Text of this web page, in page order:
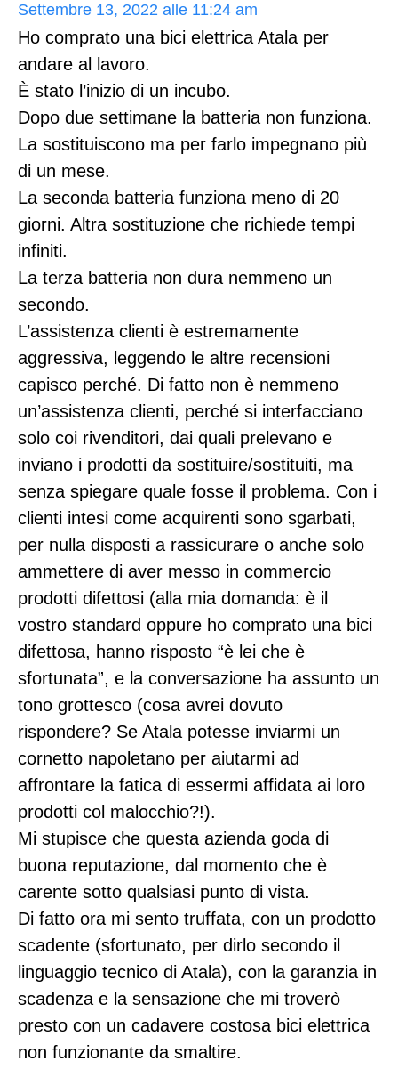
Settembre 13, 2022 alle 11:24 am
Ho comprato una bici elettrica Atala per
andare al lavoro.
È stato l’inizio di un incubo.
Dopo due settimane la batteria non funziona.
La sostituiscono ma per farlo impegnano più
di un mese.
La seconda batteria funziona meno di 20
giorni. Altra sostituzione che richiede tempi
infiniti.
La terza batteria non dura nemmeno un
secondo.
L’assistenza clienti è estremamente
aggressiva, leggendo le altre recensioni
capisco perché. Di fatto non è nemmeno
un’assistenza clienti, perché si interfacciano
solo coi rivenditori, dai quali prelevano e
inviano i prodotti da sostituire/sostituiti, ma
senza spiegare quale fosse il problema. Con i
clienti intesi come acquirenti sono sgarbati,
per nulla disposti a rassicurare o anche solo
ammettere di aver messo in commercio
prodotti difettosi (alla mia domanda: è il
vostro standard oppure ho comprato una bici
difettosa, hanno risposto “è lei che è
sfortunata”, e la conversazione ha assunto un
tono grottesco (cosa avrei dovuto
rispondere? Se Atala potesse inviarmi un
cornetto napoletano per aiutarmi ad
affrontare la fatica di essermi affidata ai loro
prodotti col malocchio?!).
Mi stupisce che questa azienda goda di
buona reputazione, dal momento che è
carente sotto qualsiasi punto di vista.
Di fatto ora mi sento truffata, con un prodotto
scadente (sfortunato, per dirlo secondo il
linguaggio tecnico di Atala), con la garanzia in
scadenza e la sensazione che mi troverò
presto con un cadavere costosa bici elettrica
non funzionante da smaltire.